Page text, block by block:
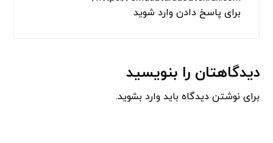
برای پاسخ دادن وارد شوید
دیدگاهتان را بنویسید
برای نوشتن دیدگاه باید وارد بشوید.